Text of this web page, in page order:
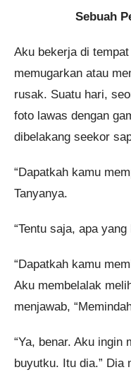
Sebuah
Aku bekerja di
memugarkan atau
rusak. Suatu hari,
foto lawas dengan
dibelakang seekor
“Dapatkah kamu
Tanyanya.
“Tentu saja, apa
“Dapatkah kamu
Aku membelalak
menjawab,
“Ya, benar. Aku ingin
buyutku. Itu dia.” Dia